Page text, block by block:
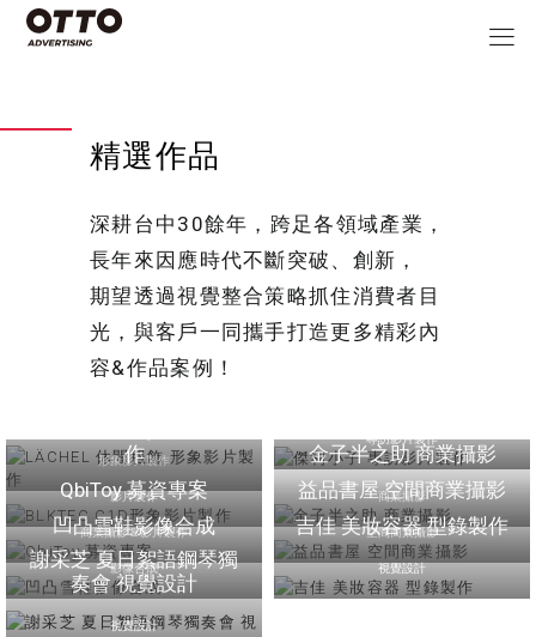
精選作品
深耕台中30餘年，跨足各領域產業，
長年來因應時代不斷突破、創新，
期望透過視覺整合策略抓住消費者目
光，與客戶一同攜手打造更多精彩內
容&作品案例！
形象影片製作
專訪影片製作
作
影片製作
金子半之助 商業攝影
商業攝影
QbiToy 募資專案
商業攝影＆影片製作
益品書屋 空間商業攝影
空間商業攝影
凹凸雪鞋影像合成
影像合成
吉佳 美妝容器 型錄製作
視覺設計
謝采芝 夏日絮語鋼琴獨
奏會 視覺設計
視覺設計